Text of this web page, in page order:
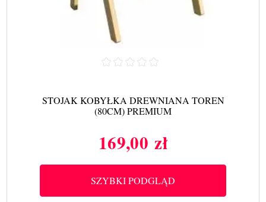
STOJAK KOBYŁKA DREWNIANA TOREN
(80CM) PREMIUM
Cena
169,00 zł
SZYBKI PODGLĄD